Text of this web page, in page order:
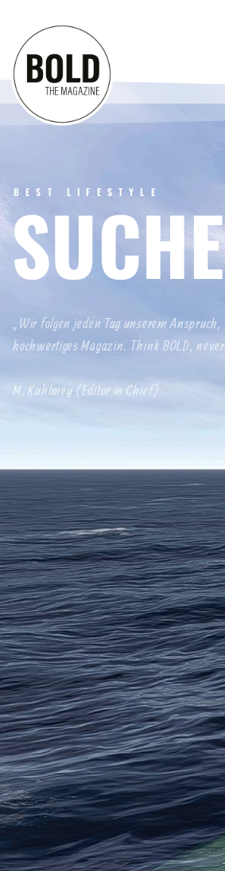
BEST LIFESTYLE
„Wir folgen jeden Tag unserem
hochwertiges Magazin. Think BOLD,
M. Kuhlmey (Editor in Chief)